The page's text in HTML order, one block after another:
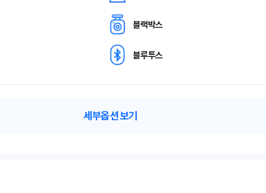
블랙박스
블루투스
세부옵션 보기